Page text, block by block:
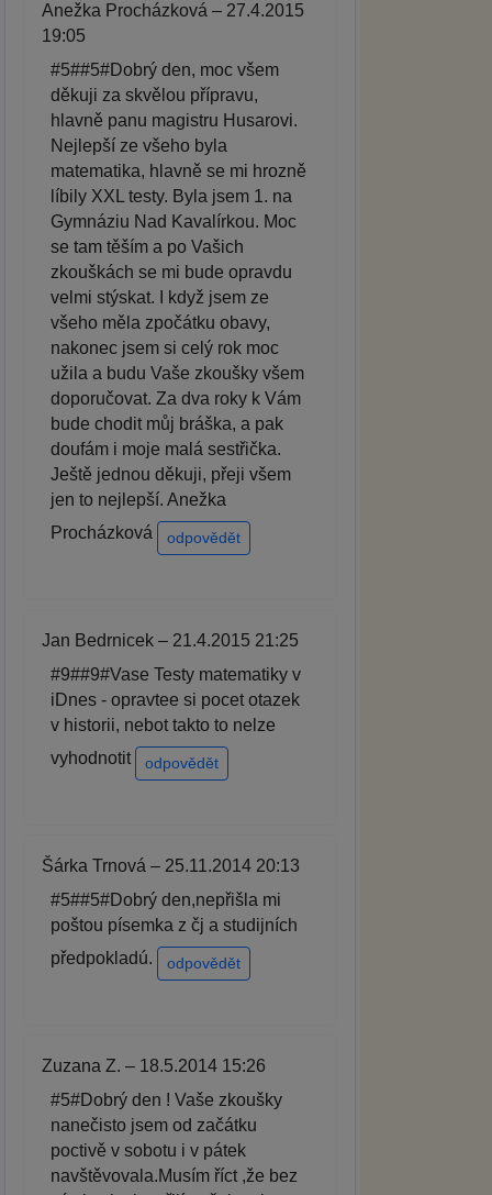
Anežka Procházková – 27.4.2015
19:05
#5##5#Dobrý den, moc všem
děkuji za skvělou přípravu,
hlavně panu magistru Husarovi.
Nejlepší ze všeho byla
matematika, hlavně se mi hrozně
líbily XXL testy. Byla jsem 1. na
Gymnáziu Nad Kavalírkou. Moc
se tam těším a po Vašich
zkouškách se mi bude opravdu
velmi stýskat. I když jsem ze
všeho měla zpočátku obavy,
nakonec jsem si celý rok moc
užila a budu Vaše zkoušky všem
doporučovat. Za dva roky k Vám
bude chodit můj bráška, a pak
doufám i moje malá sestřička.
Ještě jednou děkuji, přeji všem
jen to nejlepší. Anežka
Procházková
odpovědět
Jan Bedrnicek – 21.4.2015 21:25
#9##9#Vase Testy matematiky v
iDnes - opravtee si pocet otazek
v historii, nebot takto to nelze
vyhodnotit
odpovědět
Šárka Trnová – 25.11.2014 20:13
#5##5#Dobrý den,nepřišla mi
poštou písemka z čj a studijních
předpokladú.
odpovědět
Zuzana Z. – 18.5.2014 15:26
#5#Dobrý den ! Vaše zkoušky
nanečisto jsem od začátku
poctivě v sobotu i v pátek
navštěvovala.Musím říct ,že bez